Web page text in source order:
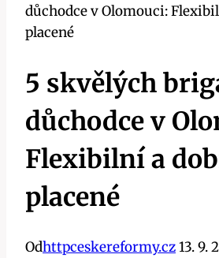
důchodce v Olomouci:
placené
5 skvělých
důchodce v
Flexibilní a
placené
Odhttpceskereformy.cz13. 9.